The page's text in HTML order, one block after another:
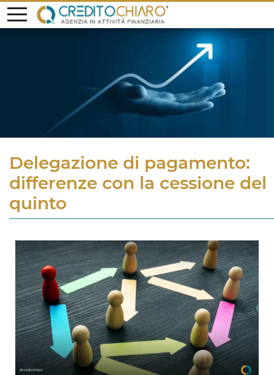
Delegazione di pagamento:
differenze con la cessione del
quinto